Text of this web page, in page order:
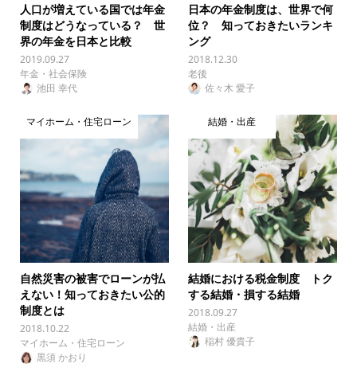
人口が増えている国では年金
制度はどうなっている？ 世
界の年金を日本と比較
2019.09.27
年金・社会保険
池田 幸代
日本の年金制度は、世界で何
位？ 知っておきたいランキ
ング
2018.12.30
老後
佐々木 愛子
マイホーム・住宅ローン
自然災害の被害でローンが払
えない！知っておきたい公的
制度とは
2018.10.22
マイホーム・住宅ローン
黒須 かおり
結婚・出産
結婚における税金制度 トク
する結婚・損する結婚
2018.09.27
結婚・出産
稲村 優貴子